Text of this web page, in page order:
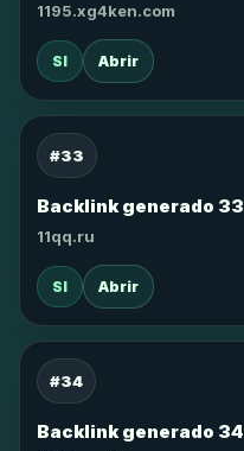
1195.xg4ken.com
SI Abrir
#33
Backlink generado 33
11qq.ru
SI Abrir
#34
Backlink generado 34